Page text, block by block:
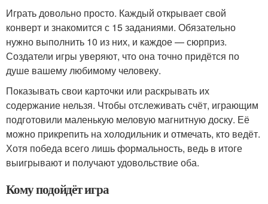
Играть довольно просто. Каждый открывает свой
конверт и знакомится с 15 заданиями. Обязательно
нужно выполнить 10 из них, и каждое — сюрприз.
Создатели игры уверяют, что она точно придётся по
душе вашему любимому человеку.
Показывать свои карточки или раскрывать их
содержание нельзя. Чтобы отслеживать счёт, играющим
подготовили маленькую меловую магнитную доску. Её
можно прикрепить на холодильник и отмечать, кто ведёт.
Хотя победа всего лишь формальность, ведь в итоге
выигрывают и получают удовольствие оба.
Кому подойдёт игра